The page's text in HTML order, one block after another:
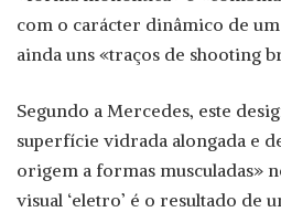
com o carácter dinâmico de
ainda uns «traços de shooting
Segundo a Mercedes, este
superfície vidrada alongada e
origem a formas musculadas»
visual ‘eletro’ é o resultado de